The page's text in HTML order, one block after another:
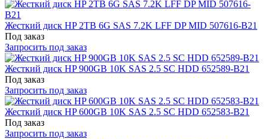
Жесткий диск HP 2TB 6G SAS 7.2K LFF DP MID 507616-B21
Под заказ
Запросить под заказ
Жесткий диск HP 900GB 10K SAS 2.5 SC HDD 652589-B21
Под заказ
Запросить под заказ
Жесткий диск HP 600GB 10K SAS 2.5 SC HDD 652583-B21
Под заказ
Запросить под заказ